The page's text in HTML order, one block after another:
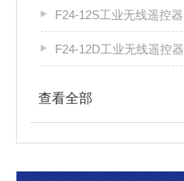
F24-12S工业无线遥控器
F24-12D工业无线遥控器
查看全部